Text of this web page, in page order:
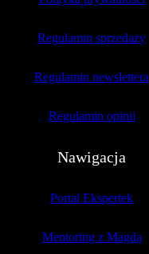
Regulamin sprzedaży
Regulamin newslettera
Regulamin opinii
Nawigacja
Portal Ekspertek
Mentoring z Magdą